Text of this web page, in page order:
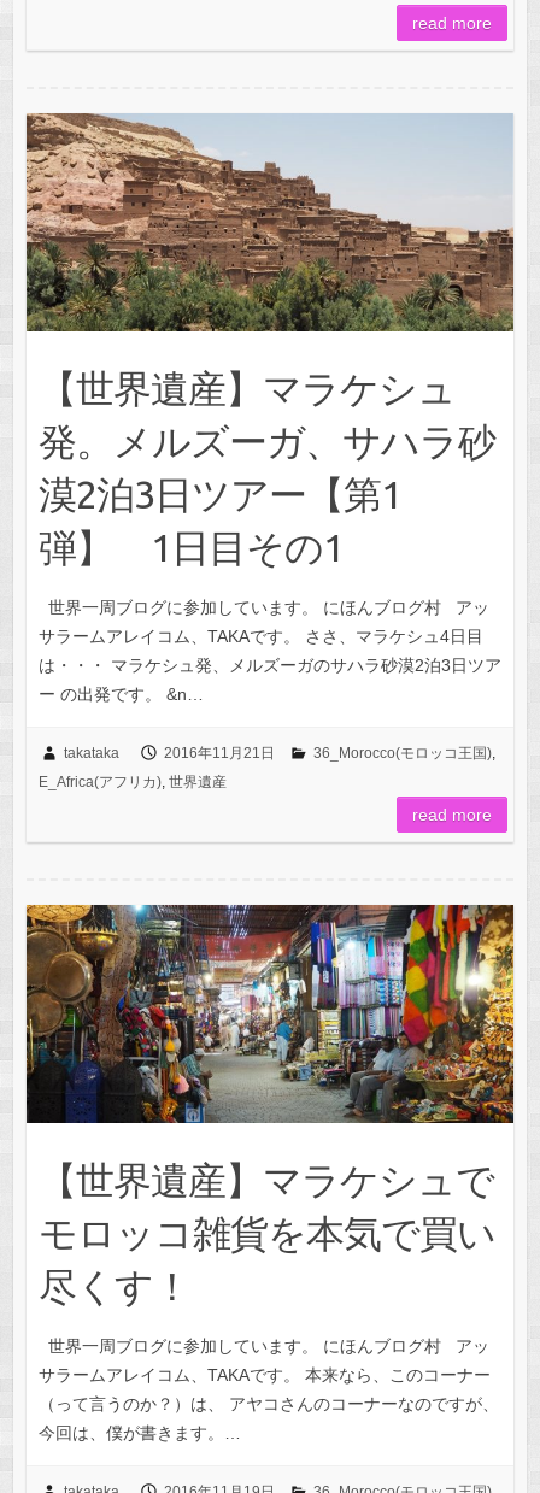
read more
【世界遺産】マラケシュ
発。メルズーガ、サハラ砂
漠2泊3日ツアー【第1
弾】 1日目その1
世界一周ブログに参加しています。 にほんブログ村 アッ
サラームアレイコム、TAKAです。 ささ、マラケシュ4日目
は・・・ マラケシュ発、メルズーガのサハラ砂漠2泊3日ツア
ー の出発です。 &n…
takataka 2016年11月21日 36_Morocco(モロッコ王国),
E_Africa(アフリカ), 世界遺産
read more
【世界遺産】マラケシュで
モロッコ雑貨を本気で買い
尽くす！
世界一周ブログに参加しています。 にほんブログ村 アッ
サラームアレイコム、TAKAです。 本来なら、このコーナー
（って言うのか？）は、 アヤコさんのコーナーなのですが、
今回は、僕が書きます。…